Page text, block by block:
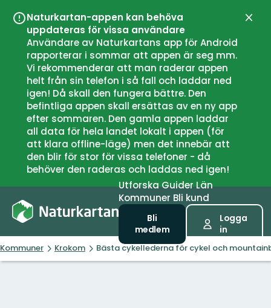
Naturkartan-appen kan behöva
uppdateras för vissa användare
Användare av Naturkartans app för Android
rapporterar i sommar att appen är seg mm.
Vi rekommenderar att man raderar appen
helt från sin telefon i så fall och laddar ned
igen! Då skall den fungera bättre. Den
befintliga appen skall ersättas av en ny app
efter sommaren. Den gamla appen laddar
all data för hela landet lokalt i appen (för
att klara offline-läge) men det innebär att
den blir för stor för vissa telefoner - då
behöver den raderas och laddas ned igen!
UtforskaGuiderLän
Kommuner Bli kund
Bli
medlem
Logga
in
Kommuner Krokom Bästa cykellederna för cykel och